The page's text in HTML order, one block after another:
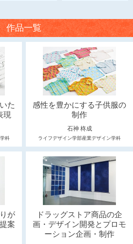
作品一覧
た
現
科
感性を豊かにする子供服の
制作
石神 柊成
ライフデザイン学部産業デザイン学科
が
案
ドラッグストア商品の企
画・デザイン開発とプロモ
ーション企画・制作